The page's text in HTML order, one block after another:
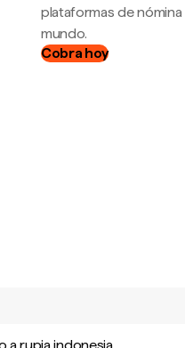
plataformas de
mundo.
Cobra hoy